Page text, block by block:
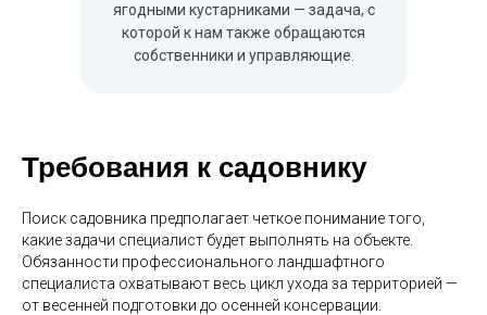
ягодными кустарниками — задача, с
которой к нам также обращаются
собственники и управляющие.
Требования к садовнику
Поиск садовника предполагает четкое понимание того,
какие задачи специалист будет выполнять на объекте.
Обязанности профессионального ландшафтного
специалиста охватывают весь цикл ухода за территорией —
от весенней подготовки до осенней консервации.